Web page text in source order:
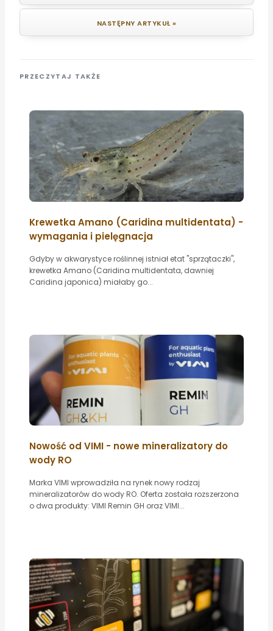
NASTĘPNY ARTYKUŁ »
PRZECZYTAJ TAKŻE
Krewetka Amano (Caridina multidentata) -
wymagania i pielęgnacja
Gdyby w akwarystyce roślinnej istniał etat "sprzątaczki",
krewetka Amano (Caridina multidentata, dawniej
Caridina japonica) miałaby go...
Nowość od VIMI - nowe mineralizatory do
wody RO
Marka VIMI wprowadziła na rynek nowy rodzaj
mineralizatorów do wody RO. Oferta została rozszerzona
o dwa produkty: VIMI Remin GH oraz VIMI...